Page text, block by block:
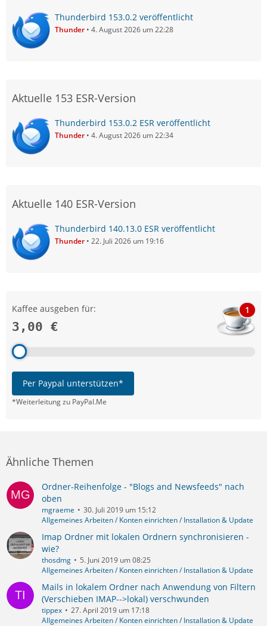
Thunderbird 153.0.2 veröffentlicht
Thunder 4. August 2026 um 22:28
Aktuelle 153 ESR-Version
Thunderbird 153.0.2 ESR veröffentlicht
Thunder 4. August 2026 um 22:34
Aktuelle 140 ESR-Version
Thunderbird 140.13.0 ESR veröffentlicht
Thunder 22. Juli 2026 um 19:16
Kaffee ausgeben für:
3,00 €
1
Per Paypal unterstützen*
*Weiterleitung zu PayPal.Me
Ähnliche Themen
Ordner-Reihenfolge - "Blogs and Newsfeeds" nach
oben
mgraeme
30. Juli 2019 um 15:12
Allgemeines Arbeiten / Konten einrichten / Installation & Update
Imap Ordner mit lokalen Ordnern synchronisieren -
wie?
thosdmg
5. Juni 2019 um 08:25
Allgemeines Arbeiten / Konten einrichten / Installation & Update
Mails in lokalem Ordner nach Anwendung von Filtern
(Verschieben IMAP-->lokal) verschwunden
tippex
27. April 2019 um 17:18
Allgemeines Arbeiten / Konten einrichten / Installation & Update